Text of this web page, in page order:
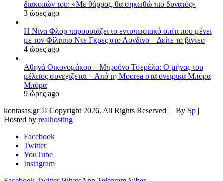
διακοπών του: «Με θάρρος, θα σηκωθώ πιο δυνατός»
3 ώρες ago
Η Νίνα Φλορ παρουσιάζει το εντυπωσιακό σπίτι που μένει
με τον Φίλιππο Ντε Γκρες στο Λονδίνο – Δείτε το βίντεο
4 ώρες ago
Αθηνά Οικονομάκου – Μπρούνο Τσερέλα: Ο μήνας του
μέλιτος συνεχίζεται – Από τη Moorea στα ονειρικά Μπόρα
Μπόρα
9 ώρες ago
kontasas.gr © Copyright 2026, All Rights Reserved | By Sp |
Hosted by realhosting
Facebook
Twitter
YouTube
Instagram